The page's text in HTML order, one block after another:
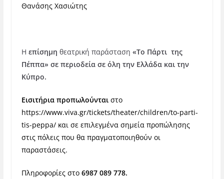
Θανάσης Χασιώτης
Η επίσημη θεατρική παράσταση «Το Πάρτι της
Πέππα» σε περιοδεία σε όλη την Ελλάδα και την
Κύπρο.
Εισιτήρια προπωλούνται στο
https://www.viva.gr/tickets/theater/children/to-parti-
tis-peppa/και σε επιλεγμένα σημεία προπώλησης
στις πόλεις που θα πραγματοποιηθούν οι
παραστάσεις.
Πληροφορίες στο 6987 089 778.